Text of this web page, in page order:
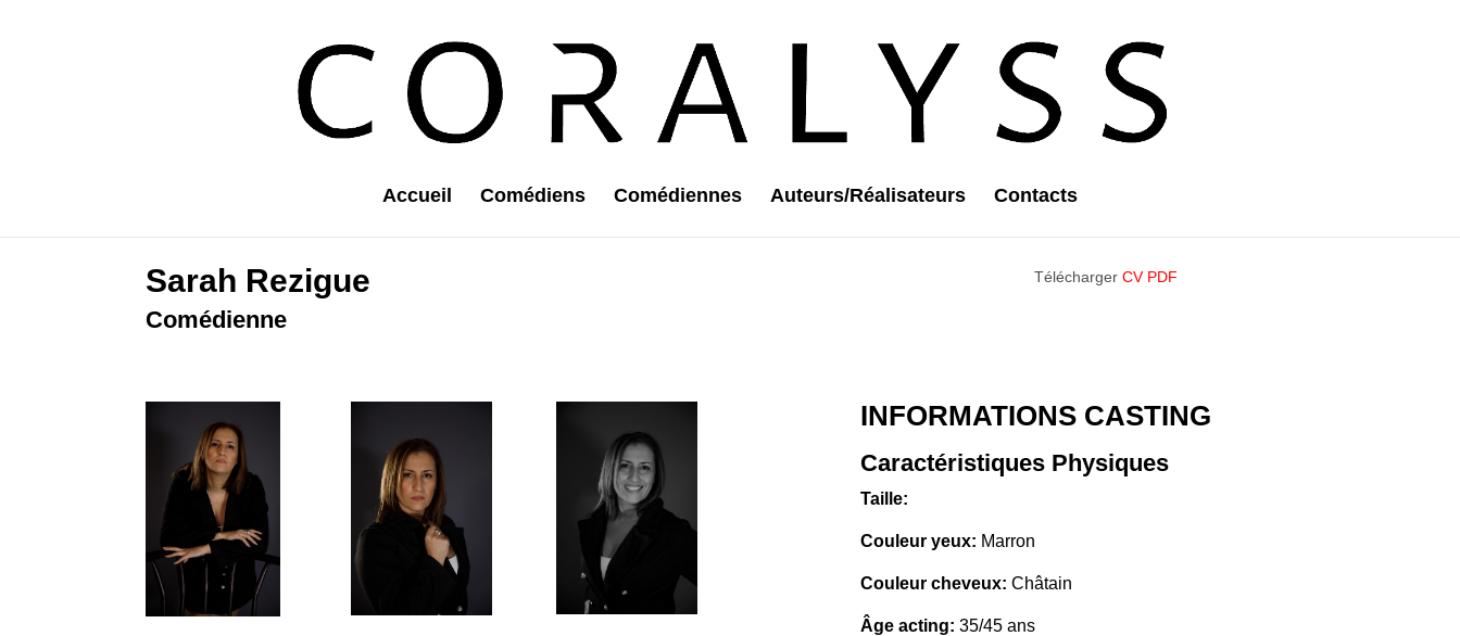
Accueil Comédiens Comédiennes Auteurs/Réalisateurs Contacts
Sarah Rezigue
Comédienne
Télécharger CV PDF
INFORMATIONS CASTING
Caractéristiques Physiques
Taille:
Couleur yeux: Marron
Couleur cheveux: Châtain
Âge acting: 35/45 ans